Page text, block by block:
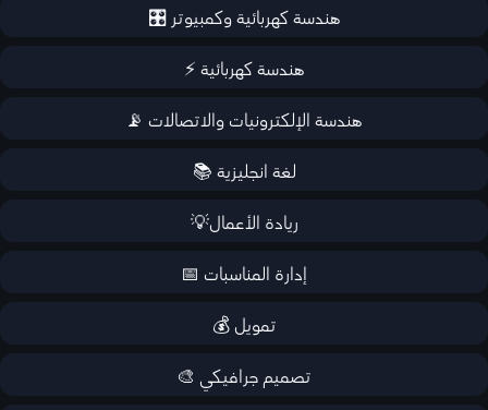
هندسة كهربائية وكمبيوتر 🎛️
هندسة كهربائية ⚡
هندسة الإلكترونيات والاتصالات 📡
لغة انجليزية 📚
ريادة الأعمال💡
إدارة المناسبات 📅
تمويل 💰
تصميم جرافيكي 🎨